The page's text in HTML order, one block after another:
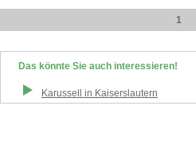
1
Das könnte Sie auch interessieren!
Karussell in Kaiserslautern